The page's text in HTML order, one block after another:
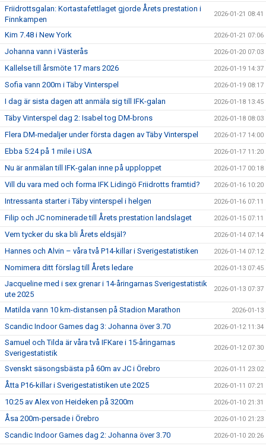
Friidrottsgalan: Kortastafettlaget gjorde Årets prestation i
Finnkampen
2026-01-21 08:41
Kim 7.48 i New York 2026-01-21 07:06
Johanna vann i Västerås 2026-01-20 07:03
Kallelse till årsmöte 17 mars 2026 2026-01-19 14:37
Sofia vann 200m i Täby Vinterspel 2026-01-19 08:17
I dag är sista dagen att anmäla sig till IFK-galan 2026-01-18 13:45
Täby Vinterspel dag 2: Isabel tog DM-brons 2026-01-18 08:03
Flera DM-medaljer under första dagen av Täby Vinterspel 2026-01-17 14:00
Ebba 5:24 på 1 mile i USA 2026-01-17 11:20
Nu är anmälan till IFK-galan inne på upploppet 2026-01-17 00:18
Vill du vara med och forma IFK Lidingö Friidrotts framtid? 2026-01-16 10:20
Intressanta starter i Täby vinterspel i helgen 2026-01-16 07:11
Filip och JC nominerade till Årets prestation landslaget 2026-01-15 07:11
Vem tycker du ska bli Årets eldsjäl? 2026-01-14 07:14
Hannes och Alvin – våra två P14-killar i Sverigestatistiken 2026-01-14 07:12
Nomimera ditt förslag till Årets ledare 2026-01-13 07:45
Jacqueline med i sex grenar i 14-åringarnas Sverigestatistik
ute 2025
2026-01-13 07:37
Matilda vann 10 km-distansen på Stadion Marathon 2026-01-13
Scandic Indoor Games dag 3: Johanna över 3.70 2026-01-12 11:34
Samuel och Tilda är våra två IFKare i 15-åringarnas
Sverigestatistik
2026-01-12 07:30
Svenskt säsongsbästa på 60m av JC i Örebro 2026-01-11 23:02
Åtta P16-killar i Sverigestatistiken ute 2025 2026-01-11 07:21
10:25 av Alex von Heideken på 3200m 2026-01-10 21:31
Åsa 200m-persade i Örebro 2026-01-10 21:23
Scandic Indoor Games dag 2: Johanna över 3.70 2026-01-10 20:26